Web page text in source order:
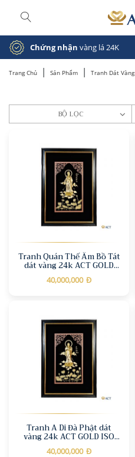
Chứng nhận vàng lá 24K
Trang Chủ | Sản Phẩm | Tranh Dát Vàng
BỘ LỌC
Tranh Quán Thế Âm Bồ Tát
dát vàng 24k ACT GOLD
ISO 9001:2015 (Mẫu 3)
40,000,000 Đ
Tranh A Di Đà Phật dát
vàng 24k ACT GOLD ISO
9001:2015 (Mẫu 2)
40,000,000 Đ